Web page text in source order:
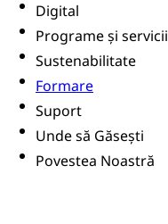
Digital
Programe și servicii
Sustenabilitate
Formare
Suport
Unde să Găsești
Povestea Noastră